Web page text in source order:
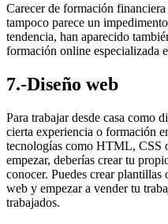
Carecer de formación
tampoco parece un
tendencia, han aparecido
formación online especializada
7.-Diseño web
Para trabajar desde casa como
cierta experiencia o formación
tecnologías como HTML, CSS
empezar, deberías crear tu
conocer. Puedes crear plantillas
web y empezar a vender tu
trabajados.